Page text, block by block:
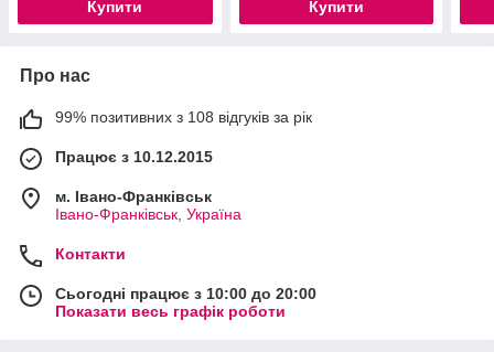
Купити Купити
Про нас
99% позитивних з 108 відгуків за рік
Працює з 10.12.2015
м. Івано-Франківськ
Івано-Франківськ, Україна
Контакти
Сьогодні працює з 10:00 до 20:00
Показати весь графік роботи